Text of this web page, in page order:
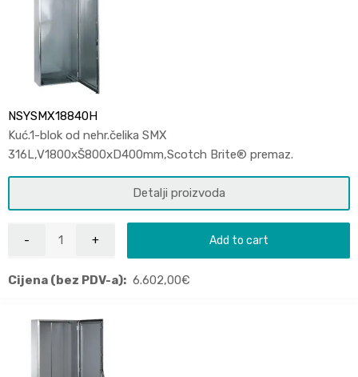
NSYSMX18840H
Kuć.1-blok od nehr.čelika SMX
316L,V1800xŠ800xD400mm,Scotch Brite® premaz.
Detalji proizvoda
Add to cart
Cijena (bez PDV-a): 6.602,00€